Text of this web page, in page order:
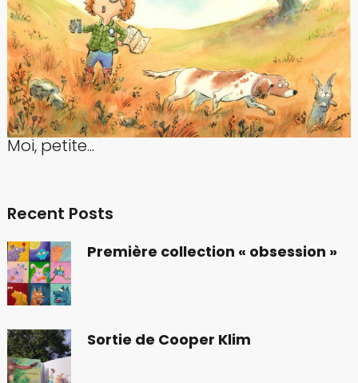
Moi, petite...
Recent Posts
Première collection « obsession »
Sortie de Cooper Klim